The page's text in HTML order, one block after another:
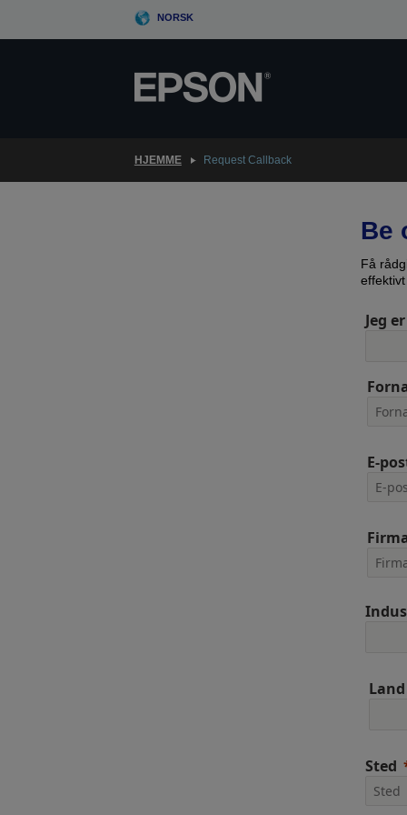
NORSK
HJEMME Request Callback
Be
Få
Jeg
E-
Land
Sted